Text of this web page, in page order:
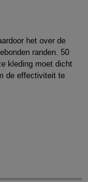
het over de
randen. 50
kleding moet dicht
de effectiviteit te